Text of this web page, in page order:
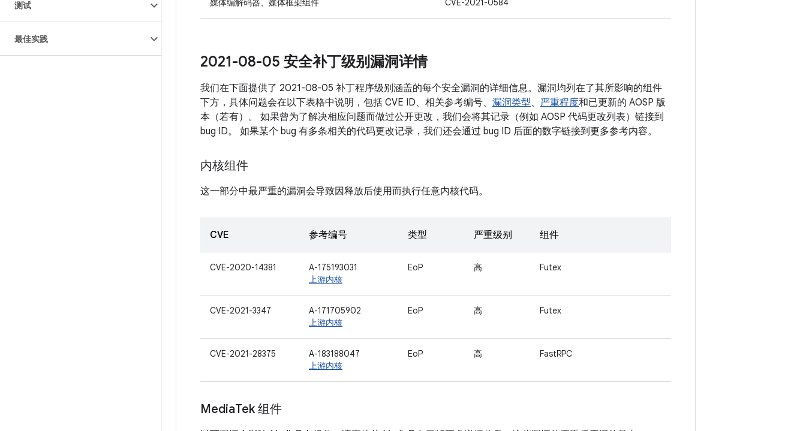
测试
最佳实践
媒体编解码器、媒体框架组件 CVE-2021-0584
2021-08-05 安全补丁级别漏洞详情
我们在下面提供了 2021-08-05 补丁程序级别涵盖的每个安全漏洞的详细信息。漏洞均列在了其所影响的组件
下方，具体问题会在以下表格中说明，包括 CVE ID、相关参考编号、 漏洞类型、 严重程度和已更新的 AOSP 版
本（若有）。 如果曾为了解决相应问题而做过公开更改，我们会将其记录（例如 AOSP 代码更改列表）链接到
bug ID。 如果某个 bug 有多条相关的代码更改记录，我们还会通过 bug ID 后面的数字链接到更多参考内容。
内核组件
这一部分中最严重的漏洞会导致因释放后使用而执行任意内核代码。
CVE 参考编号 类型 严重级别 组件
CVE-2020-14381
A-175193031
上游内核
EoP 高 Futex
CVE-2021-3347
A-171705902
上游内核
EoP 高 Futex
CVE-2021-28375
A-183188047
上游内核
EoP 高 FastRPC
MediaTek 组件